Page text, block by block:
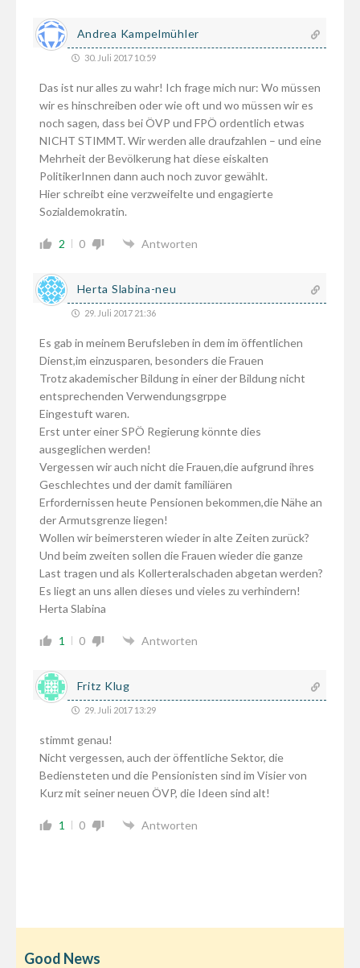
Andrea Kampelmühler
30. Juli 2017 10:59
Das ist nur alles zu wahr! Ich frage mich nur: Wo müssen
wir es hinschreiben oder wie oft und wo müssen wir es
noch sagen, dass bei ÖVP und FPÖ ordentlich etwas
NICHT STIMMT. Wir werden alle draufzahlen – und eine
Mehrheit der Bevölkerung hat diese eiskalten
PolitikerInnen dann auch noch zuvor gewählt.
Hier schreibt eine verzweifelte und engagierte
Sozialdemokratin.
2 0 Antworten
Herta Slabina-neu
29. Juli 2017 21:36
Es gab in meinem Berufsleben in dem im öffentlichen
Dienst,im einzusparen, besonders die Frauen
Trotz akademischer Bildung in einer der Bildung nicht
entsprechenden Verwendungsgrppe
Eingestuft waren.
Erst unter einer SPÖ Regierung könnte dies
ausgeglichen werden!
Vergessen wir auch nicht die Frauen,die aufgrund ihres
Geschlechtes und der damit familiären
Erfordernissen heute Pensionen bekommen,die Nähe an
der Armutsgrenze liegen!
Wollen wir beimersteren wieder in alte Zeiten zurück?
Und beim zweiten sollen die Frauen wieder die ganze
Last tragen und als Kollerteralschaden abgetan werden?
Es liegt an uns allen dieses und vieles zu verhindern!
Herta Slabina
1 0 Antworten
Fritz Klug
29. Juli 2017 13:29
stimmt genau!
Nicht vergessen, auch der öffentliche Sektor, die
Bediensteten und die Pensionisten sind im Visier von
Kurz mit seiner neuen ÖVP, die Ideen sind alt!
1 0 Antworten
Good News